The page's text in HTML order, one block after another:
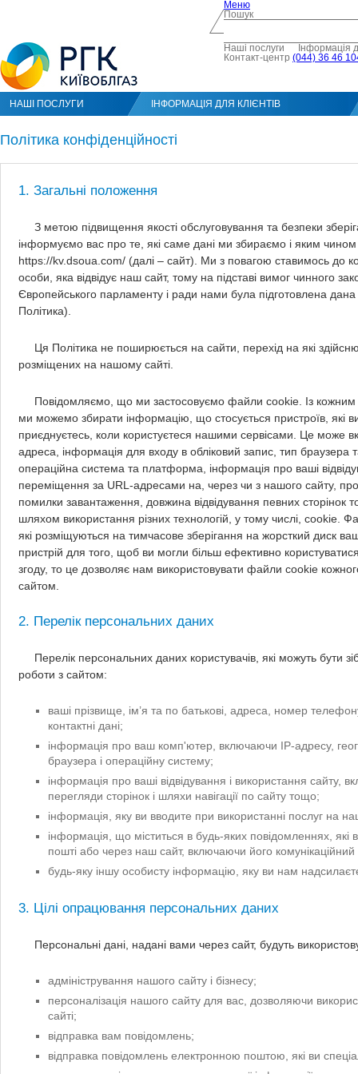
Меню
Пошук
Наші послуги
Інформація
Контакт-центр (044) 36 46
НАШІ ПОСЛУГИ ІНФОРМАЦІЯ ДЛЯ КЛІЄНТІВ
Політика конфіденційності
1. Загальні положення
З метою підвищення якості обслуговування та безпеки
інформуємо вас про те, які саме дані ми збираємо і яким
https://kv.dsoua.com/ (далі – сайт). Ми з повагою ставимось до
особи, яка відвідує наш сайт, тому на підставі вимог чинного
Європейського парламенту і ради нами була підготовлена дана
Політика).
Ця Політика не поширюється на сайти, перехід на які
розміщених на нашому сайті.
Повідомляємо, що ми застосовуємо файли сookie. Із кожним
ми можемо збирати інформацію, що стосується пристроїв, які
приєднуєтесь, коли користуєтеся нашими сервісами. Це може
адреса, інформація для входу в обліковий запис, тип браузера
операційна система та платформа, інформація про ваші
переміщення за URL-адресами на, через чи з нашого сайту,
помилки завантаження, довжина відвідування певних
шляхом використання різних технологій, у тому числі, cookie.
які розміщуються на тимчасове зберігання на жорсткий диск
пристрій для того, щоб ви могли більш ефективно
згоду, то це дозволяє нам використовувати файли cookie
сайтом.
2. Перелік персональних даних
Перелік персональних даних користувачів, які можуть бути
роботи з сайтом:
ваші прізвище, ім’я та по батькові, адреса, номер
контактні дані;
інформація про ваш комп'ютер, включаючи IP-адресу,
браузера і операційну систему;
інформація про ваші відвідування і використання сайту,
перегляди сторінок і шляхи навігації по сайту тощо;
інформація, яку ви вводите при використанні послуг на
інформація, що міститься в будь-яких повідомленнях, які
пошті або через наш сайт, включаючи його комунікаційний
будь-яку іншу особисту інформацію, яку ви нам
3. Цілі опрацювання персональних даних
Персональні дані, надані вами через сайт, будуть
адміністрування нашого сайту і бізнесу;
персоналізація нашого сайту для вас, дозволяючи
сайті;
відправка вам повідомлень;
відправка повідомлень електронною поштою, які ви